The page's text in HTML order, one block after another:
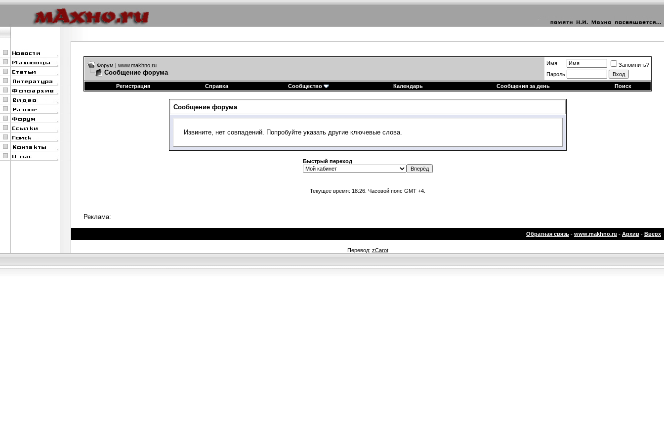
Форум | www.makhno.ru
Сообщение форума
Имя
Запомнить?
Пароль
Регистрация
Справка Сообщество Календарь Сообщения за день Поиск
Сообщение форума
Извините, нет совпадений. Попробуйте указать другие ключевые слова.
Быстрый переход
Текущее время: 18:26 . Часовой пояс GMT +4.
Реклама:
Обратная связь - www.makhno.ru - Архив - Вверх
Перевод: zCarot